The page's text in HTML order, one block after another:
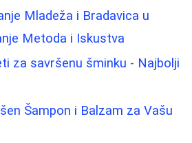
Mladeža i Bradavica u
Metoda i Iskustva
za savršenu šminku - Najbolji
Šampon i Balzam za Vašu